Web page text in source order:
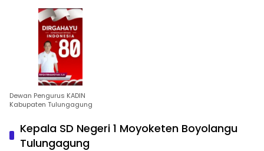
Dewan Pengurus KADIN
Kabupaten Tulungagung
Kepala SD Negeri 1 Moyoketen Boyolangu
Tulungagung